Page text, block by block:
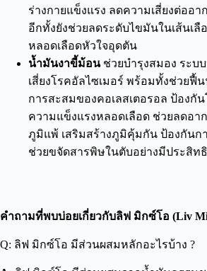
ร่างกายแข็งแรง ลดความเสี่ยงต่ออา
อีกทั้งยังช่วยลดระดับไขมันในเส้นเลื
หลอดเลือดหัวใจอุดตัน
น้ำมันงาขี้ม้อน ช่วยบำรุงสมอง ระบ
เสี่ยงโรคอัลไซเมอร์ พร้อมทั้งช่วยฟื้น
การสะสมของคอเลสเตอรอล ป้องกั
ความแข็งแรงหลอดเลือด ช่วยลดอา
ภูมิแพ้ เสริมสร้างภูมิคุ้มกัน ป้องกันกา
ช่วยขจัดสารพิษในตับอย่างมีประสิท
คำถามที่พบบ่อยเกี่ยวกับลิฟ มิกซ์โอ (Liv
Q: ลิฟ มิกซ์โอ มีส่วนผสมหลักอะไรบ้าง ?